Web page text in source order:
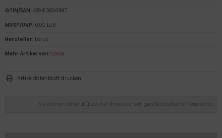
Sie können als Gast (bzw. mit Ihrem derzeitigen Status) keine Preise sehen.
GTIN/EAN: 4894138361197
MRSP/UVP: 0,00 EUR
Hersteller: Lorus
Mehr Artikel von: Lorus
Artikeldatenblatt drucken